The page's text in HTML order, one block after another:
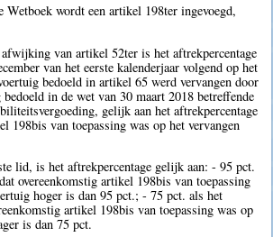
Wetboek wordt een artikel 198ter ingevoegd,
van artikel 52ter is het aftrekpercentage
van het eerste kalenderjaar volgend op het
bedoeld in artikel 65 werd vervangen door
in de wet van 30 maart 2018 betreffende
gelijk aan het aftrekpercentage
198bis van toepassing was op het vervangen
lid, is het aftrekpercentage gelijk aan: - 95 pct.
overeenkomstig artikel 198bis van toepassing
hoger is dan 95 pct.; - 75 pct. als het
artikel 198bis van toepassing was op
is dan 75 pct.